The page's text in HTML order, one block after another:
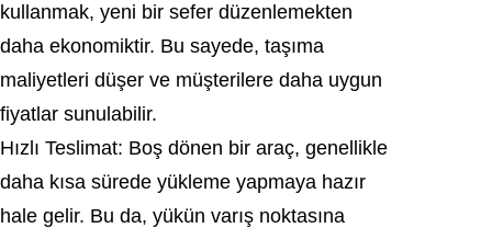
kullanmak, yeni bir sefer düzenlemekten
daha ekonomiktir. Bu sayede, taşıma
maliyetleri düşer ve müşterilere daha uygun
fiyatlar sunulabilir.
Hızlı Teslimat: Boş dönen bir araç, genellikle
daha kısa sürede yükleme yapmaya hazır
hale gelir. Bu da, yükün varış noktasına